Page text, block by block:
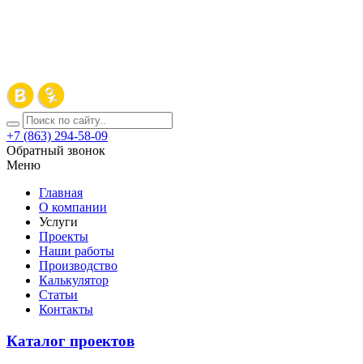
+7 (863) 294-58-09
Обратный звонок
Меню
Главная
О компании
Услуги
Проекты
Наши работы
Производство
Калькулятор
Статьи
Контакты
Каталог проектов